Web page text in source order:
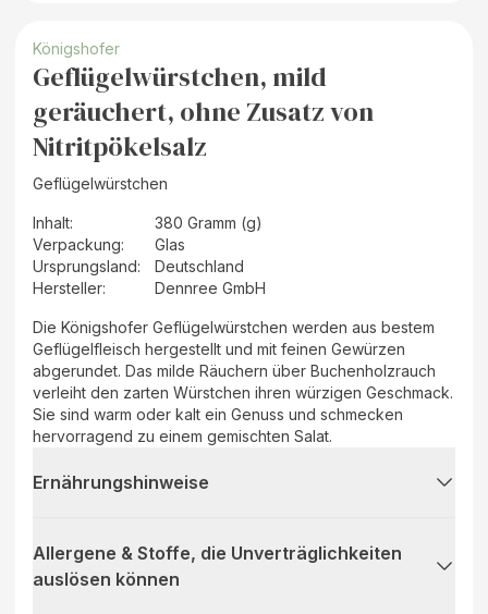
Königshofer
Geflügelwürstchen, mild
geräuchert, ohne Zusatz von
Nitritpökelsalz
Geflügelwürstchen
Inhalt:
380 Gramm (g)
Verpackung:
Glas
Ursprungsland:
Deutschland
Hersteller: Dennree GmbH
Die Königshofer Geflügelwürstchen werden aus bestem
Geflügelfleisch hergestellt und mit feinen Gewürzen
abgerundet. Das milde Räuchern über Buchenholzrauch
verleiht den zarten Würstchen ihren würzigen Geschmack.
Sie sind warm oder kalt ein Genuss und schmecken
hervorragend zu einem gemischten Salat.
Ernährungshinweise
Allergene & Stoffe, die Unverträglichkeiten
auslösen können